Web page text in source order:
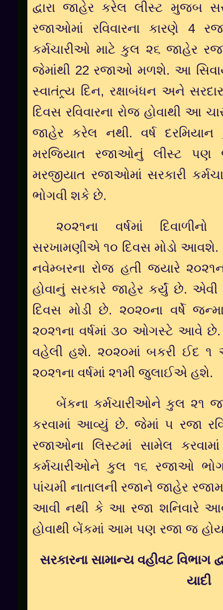
દ્વારા જાહેર કરેલ લીસ્ટ મુજબ
રજાઓમાં રવિવારના કારણે 4
કર્મચારીઓ માટે કુલ ૨૬ જાહેર
જેમાંથી 22 રજાઓ મળશે. આ
સ્વાતંત્ર્ય દિન, રક્ષાબંધન અને
દિવસ રવિવારના રોજ હોવાથી આ
જાહેર કરેલ નથી. વર્ષ
મરજિયાત રજાઓનું લીસ્ટ પણ
મરજીયાત રજાઓમાં સરકારી
ભોગવી શકે છે.
૨૦૨૧ના વર્ષમાં
સરખામણીએ ૧૦ દિવસ મોડો આવશે.
નવેમ્બરના રોજ હતી જ્યારે
હોવાનું સરકારે જાહેર કર્યું છે.
દિવસ મોડી છે. ૨૦૨૦ના વર્ષે
૨૦૨૧ના વર્ષમાં ૩૦ ઓગસ્ટે આવે
વહેલી હશે. ૨૦૨૦માં બકરી ઈદ ૧
૨૦૨૧ના વર્ષમાં ૨૧મી જુલાઈએ હશે.
બેંકના કર્મચારીઓને કુલ ૨૧
કરવામાં આવ્યું છે. જેમાં ૫ રજા
રજાઓના લિસ્ટમાં સામેલ
કર્મચારીઓને કુલ ૧૬ રજાઓ
પાંચમી નાતાલની રજાને જાહેર
આવી નથી કે આ રજા શનિવારે
હોવાથી બેંકમાં આમ પણ રજા જ
સરકારના સામાન્ય વહીવટ વિભાગ
યાદી